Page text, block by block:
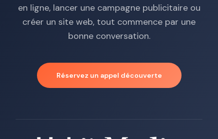
en ligne, lancer une campagne publicitaire ou
créer un site web, tout commence par une
bonne conversation.
Réservez un appel découverte